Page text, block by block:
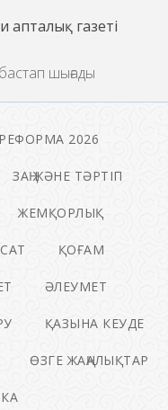
апталық газеті
шығады
РЕФОРМА 2026
ЗАҢ ЖӘНЕ ТӘРТІП
ЖЕМҚОРЛЫҚ
ҚОҒАМ
ӘЛЕУМЕТ
ҚАЗЫНА КЕУДЕ
ӨЗГЕ ЖАҢАЛЫҚТАР